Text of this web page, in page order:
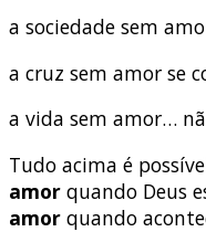
a sociedade sem
a cruz sem amor se
a vida sem amor…
Tudo acima é
amor quando Deus
amor quando